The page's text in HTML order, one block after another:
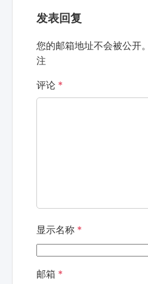
发表回复
您的邮箱地址不会被公开。
注
评论 *
显示名称 *
邮箱 *